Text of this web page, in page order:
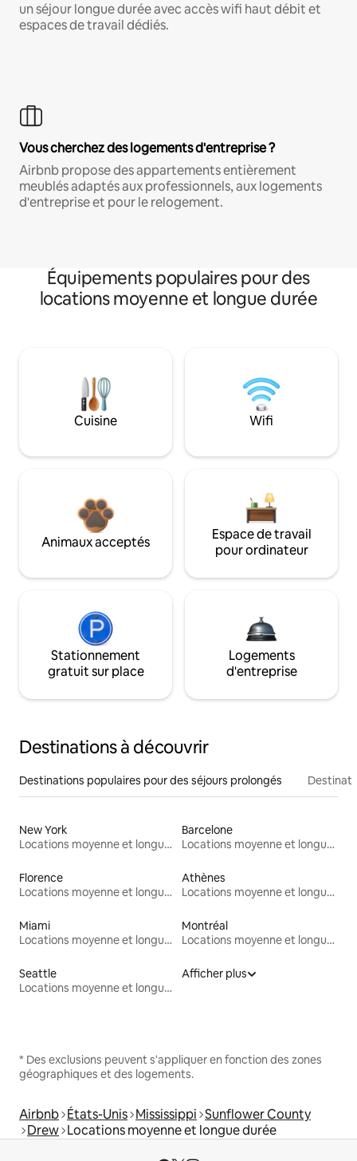
un séjour longue durée avec accès wifi haut débit et
espaces de travail dédiés.
Vous cherchez des logements d'entreprise ?
Airbnb propose des appartements entièrement
meublés adaptés aux professionnels, aux logements
d'entreprise et pour le relogement.
Équipements populaires pour des
locations moyenne et longue durée
Cuisine Wifi
Animaux acceptés
Espace de travail
pour ordinateur
Stationnement
gratuit sur place
Logements
d'entreprise
Destinations à découvrir
Destinations populaires pour des séjours prolongés
New York
Locations moyenne et longue durée
Barcelone
Locations moyenne et longue durée
Florence
Locations moyenne et longue durée
Athènes
Locations moyenne et longue durée
Miami
Locations moyenne et longue durée
Montréal
Locations moyenne et longue durée
Seattle
Locations moyenne et longue durée
Afficher plus
* Des exclusions peuvent s'appliquer en fonction des zones
géographiques et des logements.
Airbnb États-Unis Mississippi Sunflower County
Drew Locations moyenne et longue durée